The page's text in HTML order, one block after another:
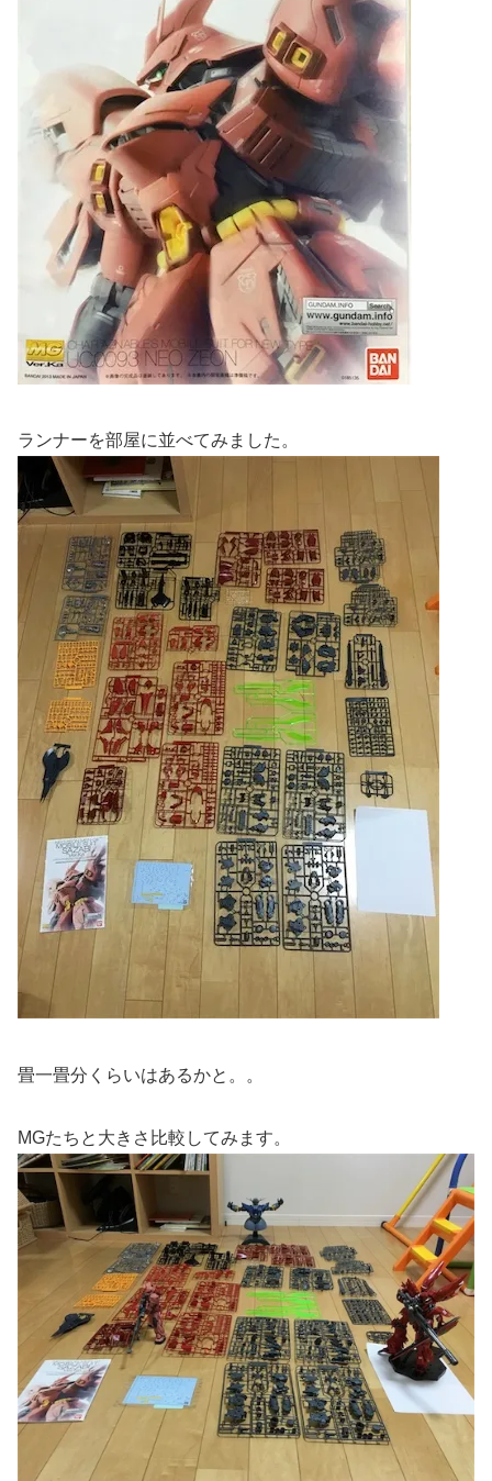
ランナーを部屋に並べてみました。
畳一畳分くらいはあるかと。。
MGたちと大きさ比較してみます。